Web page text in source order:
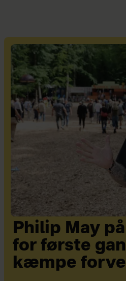
Philip May
for første
kæmpe